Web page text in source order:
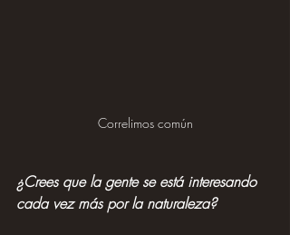
Correlimos común
¿Crees que la gente se está interesando
cada vez más por la naturaleza?